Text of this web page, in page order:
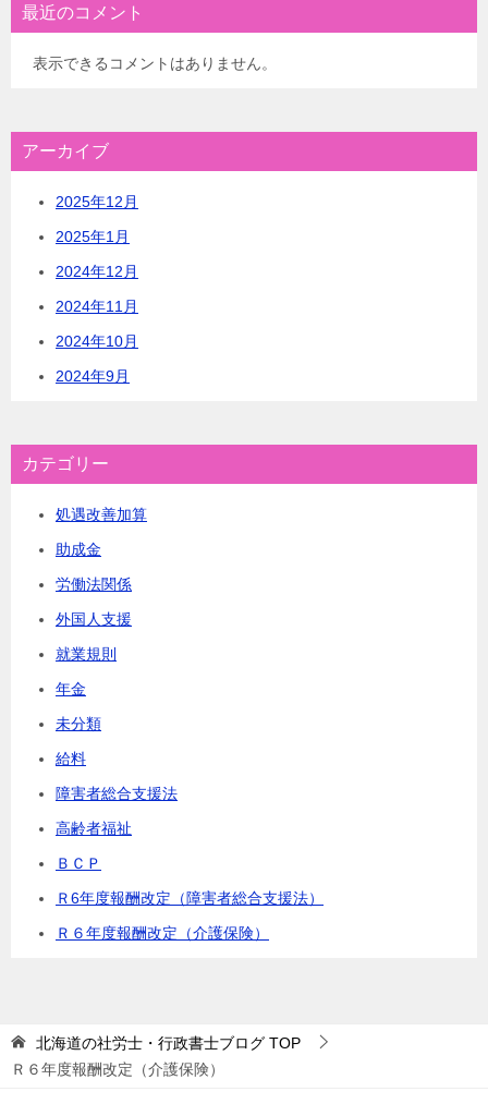
最近のコメント
表示できるコメントはありません。
アーカイブ
2025年12月
2025年1月
2024年12月
2024年11月
2024年10月
2024年9月
カテゴリー
処遇改善加算
助成金
労働法関係
外国人支援
就業規則
年金
未分類
給料
障害者総合支援法
高齢者福祉
ＢＣＰ
Ｒ6年度報酬改定（障害者総合支援法）
Ｒ６年度報酬改定（介護保険）
北海道の社労士・行政書士ブログ TOP
Ｒ６年度報酬改定（介護保険）